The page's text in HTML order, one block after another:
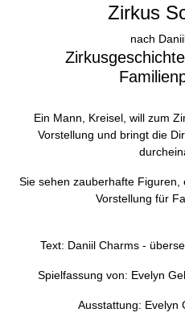
Zirkus
nach
Ein Mann, Kreisel, will zum
Vorstellung und bringt die
Sie sehen zauberhafte Figuren,
Vorstellung für
Text: Daniil Charms -
Spielfassung von: Evelyn
Ausstattung: Evelyn